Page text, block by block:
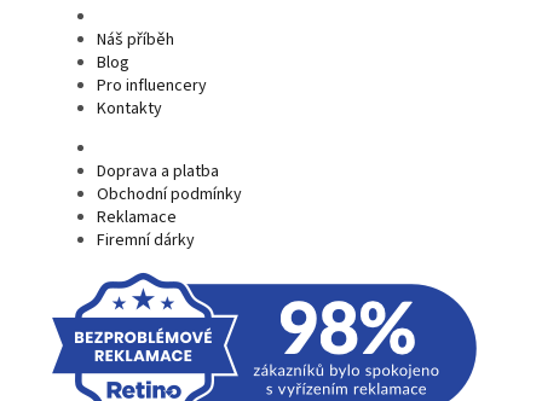
Náš příběh
Blog
Pro influencery
Kontakty
Doprava a platba
Obchodní podmínky
Reklamace
Firemní dárky